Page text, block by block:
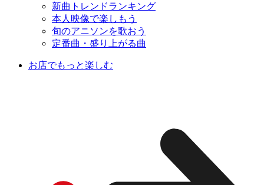
新曲トレンドランキング
本人映像で楽しもう
旬のアニソンを歌おう
定番曲・盛り上がる曲
お店でもっと楽しむ